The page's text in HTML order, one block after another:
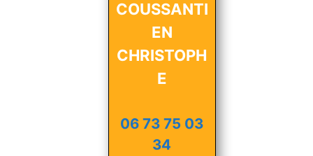
COUSSANTI
EN
CHRISTOPH
E
06 73 75 03
34